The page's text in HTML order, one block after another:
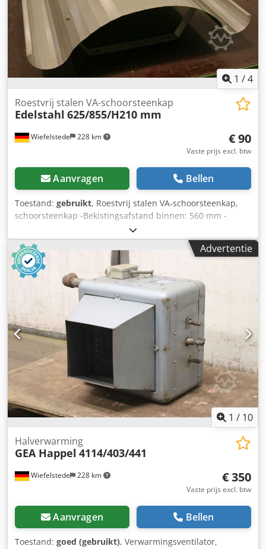
1 /4
Wiefelstede 228 km
Roestvrij stalen VA-schoorsteenkap
Edelstahl 625/855/H210 mm
€ 90
Vaste prijs excl. btw
Aanvragen Bellen
Toestand: gebruikt, Roestvrij stalen VA-schoorsteenkap,
schoorsteenkap -Bekistingsafstand binnen: 560 mm -
Maten: 625/855/H210 mm Dodpfxjb Uhmzo Alrock -
gewicht: 6,3 kg
Advertentie
1 / 10
Wiefelstede 228 km
Halverwarming
GEA Happel 4114/403/441
€ 350
Vaste prijs excl. btw
Aanvragen Bellen
Toestand: goed (gebruikt), Verwarmingsventilator,